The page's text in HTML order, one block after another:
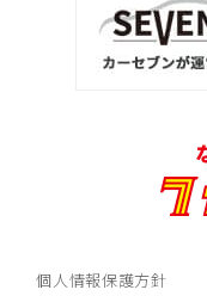
個人情報保護方針